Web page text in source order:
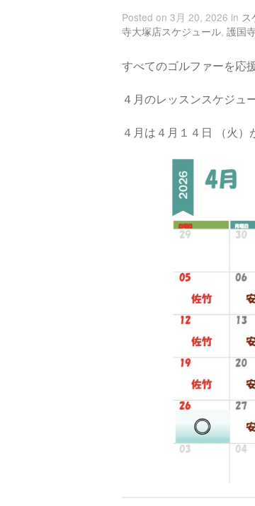
Posted on 3月 20, 2026 in ス
寺大塚店スケジュール, 護国
すべてのゴルファーを応
４月のレッスンスケジュ
４月は４月１４日 （火）